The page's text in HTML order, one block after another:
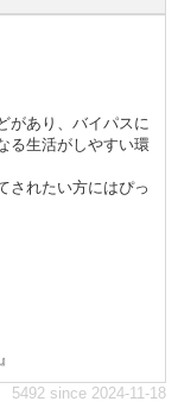
があり、バイパスに
る生活がしやすい環
されたい方にはぴっ
5492 since 2024-11-18